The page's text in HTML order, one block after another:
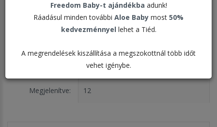
Freedom Baby-t ajándékba adunk!
Ráadásul minden további Aloe Baby most 50%
kedvezménnyel lehet a Tiéd.
A megrendelések kiszállítása a megszokottnál több időt
vehet igénybe.
Rendezés:
Megjelenítve: